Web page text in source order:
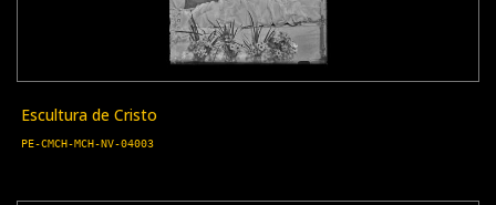
Escultura de Cristo
PE-CMCH-MCH-NV-04003